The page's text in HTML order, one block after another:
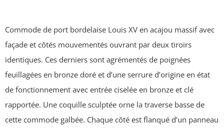
Commode de port bordelaise Louis XV en acajou massif avec
façade et côtés mouvementés ouvrant par deux tiroirs
identiques. Ces derniers sont agrémentés de poignées
feuillagées en bronze doré et d’une serrure d’origine en état
de fonctionnement avec entrée ciselée en bronze et clé
rapportée. Une coquille sculptée orne la traverse basse de
cette commode galbée. Chaque côté est flanqué d’un panneau